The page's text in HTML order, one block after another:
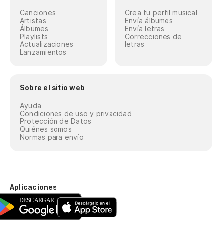
Canciones
Artistas
Álbumes
Playlists
Actualizaciones
Lanzamientos
Crea tu perfil musical
Envía álbumes
Envía letras
Correcciones de
letras
Sobre el sitio web
Ayuda
Condiciones de uso y privacidad
Protección de Datos
Quiénes somos
Normas para envío
Aplicaciones